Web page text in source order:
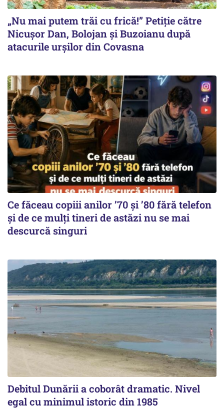
„Nu mai putem trăi cu frică!” Petiție către
Nicușor Dan, Bolojan și Buzoianu după
atacurile urșilor din Covasna
Ce făceau copiii anilor ’70 și ’80 fără telefon
și de ce mulți tineri de astăzi nu se mai
descurcă singuri
Debitul Dunării a coborât dramatic. Nivel
egal cu minimul istoric din 1985